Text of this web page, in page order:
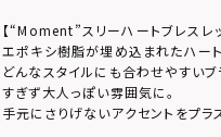
【“Moment”スリーハートブレスレ
エポキシ樹脂が埋め込まれたハート
どんなスタイルにも合わせやすい
すぎず大人っぽい雰囲気に。
手元にさりげないアクセントをプラ